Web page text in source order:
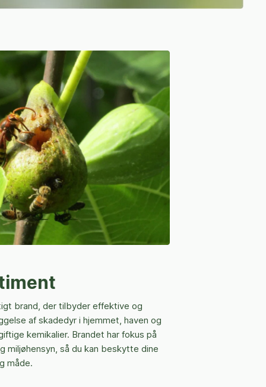
brand, der tilbyder effektive og
af skadedyr i hjemmet, haven og
kemikalier. Brandet har fokus på
miljøhensyn, så du kan beskytte dine
måde.